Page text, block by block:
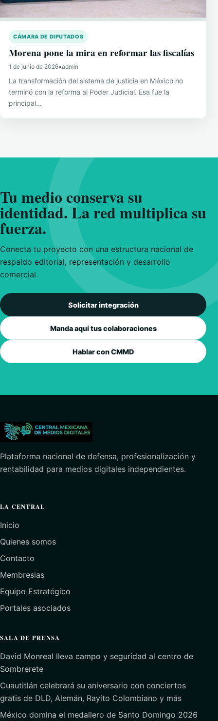
CÁMARA DE DIPUTADOS
Morena pone la mira en reformar las fiscalías
1 de junio de 2026•admin
La transformación del sistema de justicia en México no
terminó con la reforma al Poder Judicial. Esa fue la
principal…
Tu medio conserva su
identidad. La red multiplica su
fuerza.
Conecta tu proyecto con una estructura nacional de
respaldo editorial, representación y desarrollo
comercial.
Solicitar integración
Manda aquí tus colaboraciones
Hablar con CMMD
Plataforma nacional de defensa, profesionalización y
rentabilidad para medios digitales independientes.
LA CENTRAL
Inicio
Quienes somos
Contacto
Membresias
Equipo Estratégico
Portales asociados
SALA DE PRENSA
David Monreal lleva campo y seguridad al centro de
Sombrerete
Cuautitlán celebrará su aniversario con conciertos
gratis de DLD, Alemán, Rayito Colombiano y más
México domina el medallero de Santo Domingo 2026